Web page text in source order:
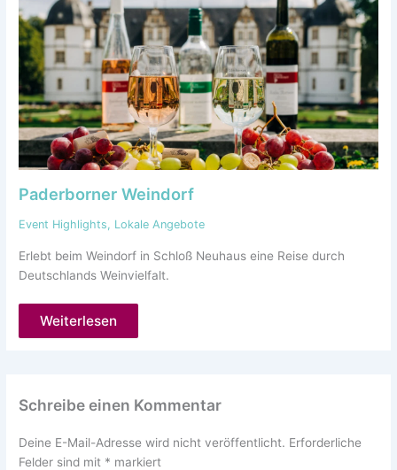
Paderborner Weindorf
Event Highlights, Lokale Angebote
Erlebt beim Weindorf in Schloß Neuhaus eine Reise durch
Deutschlands Weinvielfalt.
Weiterlesen
Schreibe einen Kommentar
Deine E-Mail-Adresse wird nicht veröffentlicht. Erforderliche
Felder sind mit * markiert